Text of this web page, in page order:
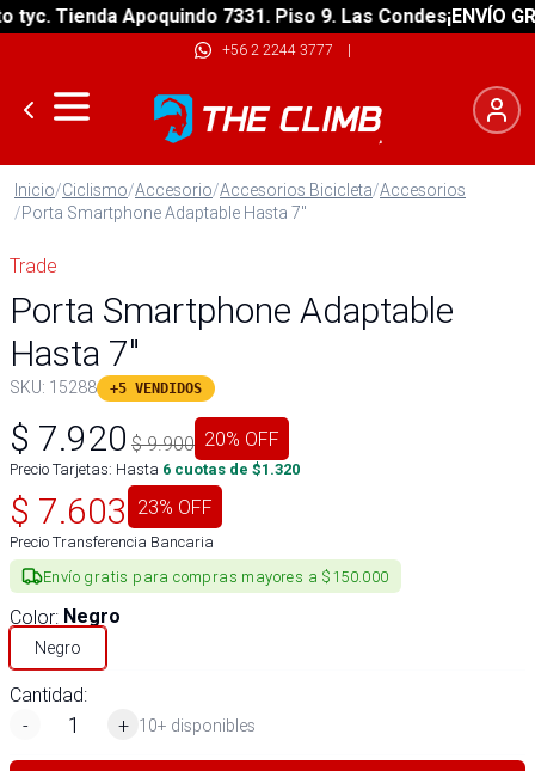
Tienda Apoquindo 7331. Piso 9. Las Condes¡ENVÍO
+56 2 2244 3777 |
Inicio/Ciclismo/Accesorio/Accesorios Bicicleta/Accesorios
/Porta Smartphone Adaptable Hasta 7"
Trade
Porta Smartphone Adaptable
Hasta 7"
SKU: 15288 +5 VENDIDOS
$ 7.920 $9.900 20% OFF
Precio Tarjetas: Hasta 6 cuotas de $1.320
$ 7.603 23% OFF
Precio Transferencia Bancaria
Envío gratis para compras mayores a $150.000
Color: Negro
Negro
Cantidad:
-
+ 10+ disponibles